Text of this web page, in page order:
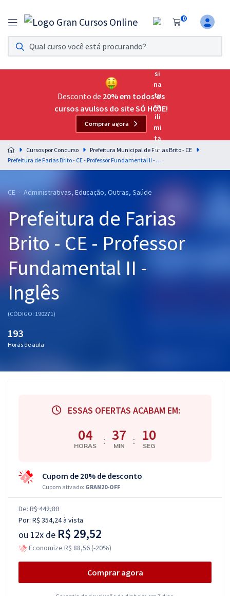
0
Assinatura Ilimitada 11
Acesso a todos os cursos. Teste grátis por 7 dias!
Assinatura OAB Até Passar
Acesso ilimitado a toda preparação para o Exame da
Residências Multiprofissionais
Preparação completa e intensiva para as principais
residências em saúde do Brasil
Cursos 20% OFF
Pós
Graduação
OAB
Questões grátis
Desconto de 20% em todos os
cursos avulsos do site SÓ HOJE!
Comprar agora
Cursos por Concurso
Prefeitura Municipal de Farias Brito - CE
Prefeitura de Farias Brito - CE - Professor Fundamental II - Inglês
CE - Administrativas, Educação, Outras, Saúde
Prefeitura de Farias
Brito - CE - Professor
Fundamental II -
Inglês
(CÓDIGO: 190271)
193
Horas de aula
ESSAS OFERTAS ACABAM EM:
04
HORAS : 37
MIN : 10
SEG
Cupom de 20% de desconto
Cupom ativado: GRAN20-OFF
De: R$ 442,80
Por: R$ 354,24à vista
ou 12x de R$ 29,52
Economize R$ 88,56 (-20%)
Comprar agora